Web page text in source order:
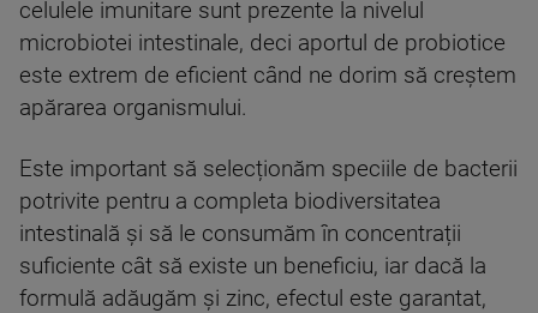
celulele imunitare sunt prezente la nivelul
microbiotei intestinale, deci aportul de probiotice
este extrem de eficient când ne dorim să creștem
apărarea organismului.
Este important să selecționăm speciile de bacterii
potrivite pentru a completa biodiversitatea
intestinală și să le consumăm în concentrații
suficiente cât să existe un beneficiu, iar dacă la
formulă adăugăm și zinc, efectul este garantat,